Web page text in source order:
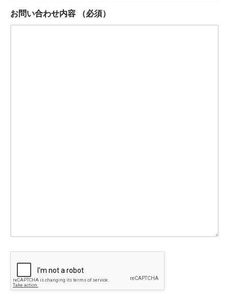
お問い合わせ内容 （必須）